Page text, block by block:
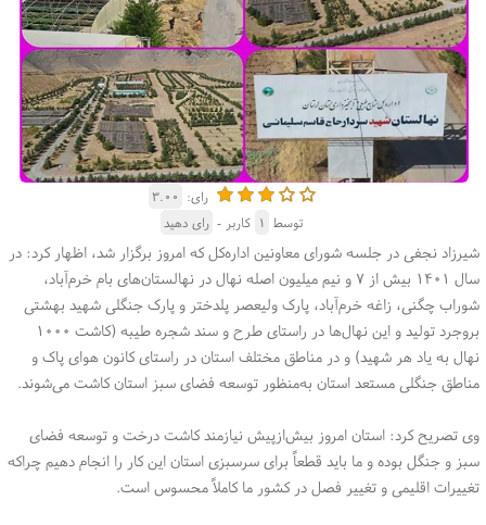
رای: ۳.۰۰
توسط ۱ کاربر - رای دهید
شیرزاد نجفی در جلسه شورای معاونین اداره‌کل که امروز برگزار شد، اظهار کرد: در
سال ۱۴۰۱ بیش از ۷ و نیم میلیون اصله نهال در نهالستان‌های بام خرم‌آباد،
شوراب چگنی، زاغه خرم‌آباد، پارک ولیعصر پلدختر و پارک جنگلی شهید بهشتی
بروجرد تولید و این نهال‌ها در راستای طرح و سند شجره طیبه (کاشت ۱۰۰۰
نهال به یاد هر شهید) و در مناطق مختلف استان در راستای کانون هوای پاک و
مناطق جنگلی مستعد استان به‌منظور توسعه فضای سبز استان کاشت می‌شوند.
وی تصریح کرد: استان امروز بیش‌ازپیش نیازمند کاشت درخت و توسعه فضای
سبز و جنگل بوده و ما باید قطعاً برای سرسبزی استان این کار را انجام دهیم چراکه
تغییرات اقلیمی و تغییر فصل در کشور ما کاملاً محسوس است.